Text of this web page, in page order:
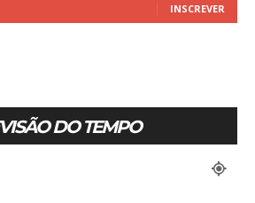
INSCREVER
DO TEMPO